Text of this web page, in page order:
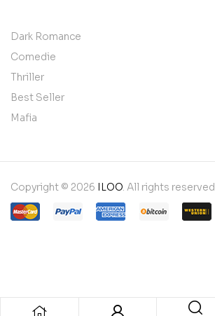
Dark Romance
Comedie
Thriller
Best Seller
Mafia
Copyright © 2026 ILOO . All rights reserved.